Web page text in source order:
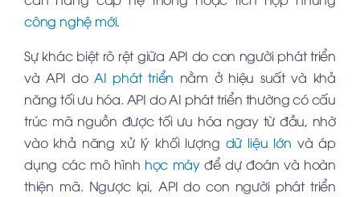
công nghệ mới.
Sự khác biệt rõ rệt giữa API do con người phát triển
và API doAI phát triển nằm ở hiệu suất và khả
năng tối ưu hóa. API do AI phát triển thường có cấu
trúc mã nguồn được tối ưu hóa ngay từ đầu, nhờ
vào khả năng xử lý khối lượng dữ liệu lớn và áp
dụng các mô hình học máy để dự đoán và hoàn
thiện mã. Ngược lại, API do con người phát triển